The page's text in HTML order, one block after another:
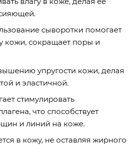
сыворотки помогает
кожи, сокращает поры и
упругости кожи, делая
и эластичной.
стимулировать
что способствует
и линий на коже.
в кожу, не оставляя жирного